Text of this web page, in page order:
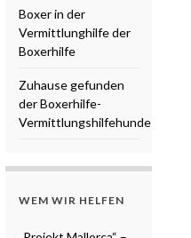
Boxer in der
Vermittlunghilfe der
Boxerhilfe
Zuhause gefunden
der Boxerhilfe-
Vermittlungshilfehunde
WEM WIR HELFEN